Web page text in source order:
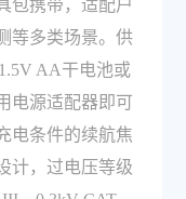
包携带，适配户
等多类场景。供
AA干电池或
电源适配器即可
电条件的续航焦
计，过电压等级